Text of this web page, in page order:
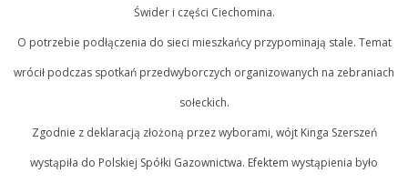
Świder i części Ciechomina.
O potrzebie podłączenia do sieci mieszkańcy przypominają stale. Temat
wrócił podczas spotkań przedwyborczych organizowanych na zebraniach
sołeckich.
Zgodnie z deklaracją złożoną przez wyborami, wójt Kinga Szerszeń
wystąpiła do Polskiej Spółki Gazownictwa. Efektem wystąpienia było